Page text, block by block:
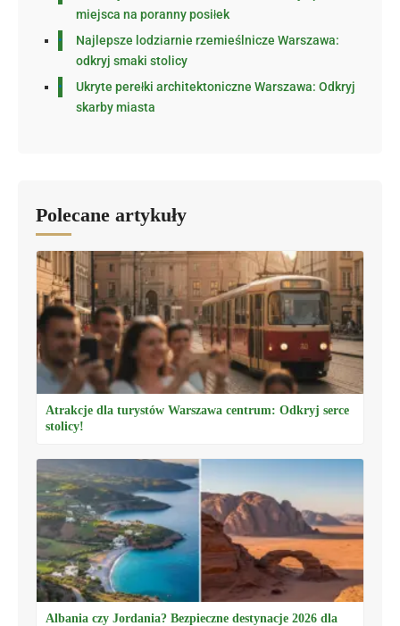
miejsca na poranny posiłek
Najlepsze lodziarnie rzemieślnicze Warszawa:
odkryj smaki stolicy
Ukryte perełki architektoniczne Warszawa: Odkryj
skarby miasta
Polecane artykuły
Atrakcje dla turystów Warszawa centrum: Odkryj serce
stolicy!
Albania czy Jordania? Bezpieczne destynacje 2026 dla